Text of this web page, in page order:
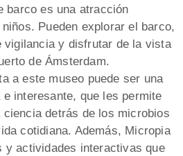
barco es una atracción
Pueden explorar el barco,
vigilancia y disfrutar de la vista
de Ámsterdam.
a este museo puede ser una
interesante, que les permite
ciencia detrás de los microbios
cotidiana. Además, Micropia
y actividades interactivas que